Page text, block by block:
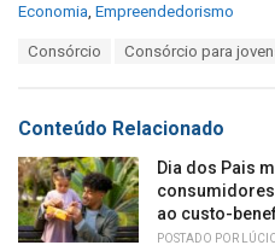
C
o
r
i
e
s
:
Economia, Empreendedorismo
:
Consórcio Consórcio para
Conteúdo Relacionado
Dia dos Pais
ao custo-
POSTADO POR